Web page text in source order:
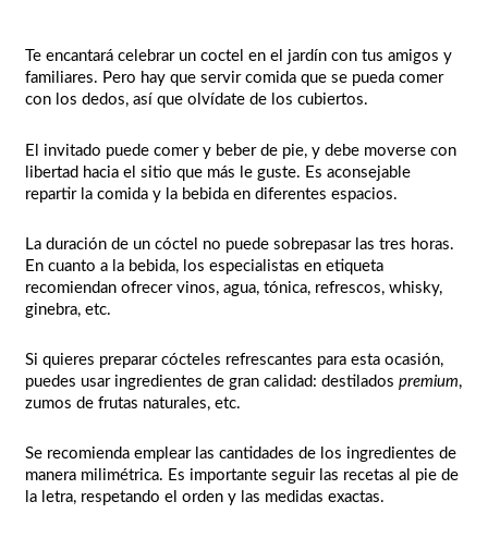
Te encantará celebrar un coctel en el jardín con tus amigos y
familiares. Pero hay que servir comida que se pueda comer
con los dedos, así que olvídate de los cubiertos.
El invitado puede comer y beber de pie, y debe moverse con
libertad hacia el sitio que más le guste. Es aconsejable
repartir la comida y la bebida en diferentes espacios.
La duración de un cóctel no puede sobrepasar las tres horas.
En cuanto a la bebida, los especialistas en etiqueta
recomiendan ofrecer vinos, agua, tónica, refrescos, whisky,
ginebra, etc.
Si quieres preparar cócteles refrescantes para esta ocasión,
puedes usar ingredientes de gran calidad: destiladospremium,
zumos de frutas naturales, etc.
Se recomienda emplear las cantidades de los ingredientes de
manera milimétrica. Es importante seguir las recetas al pie de
la letra, respetando el orden y las medidas exactas.